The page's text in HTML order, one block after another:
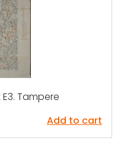
Tampere
Add to cart